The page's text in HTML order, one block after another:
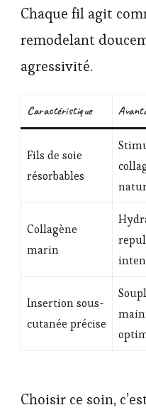
Chaque fil agit
remodelant
agressivité.
Caractéristique
Fils de soie
résorbables
Collagène
marin
Insertion sous-
cutanée précise
Choisir ce soin,